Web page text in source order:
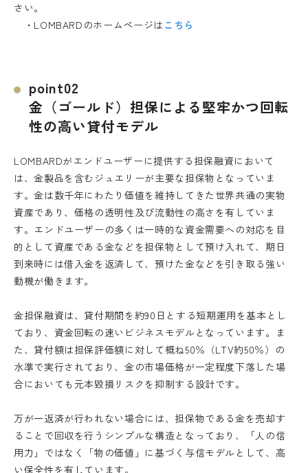
さい。
・LOMBARDのホームページは こちら
point02
金（ゴールド）担保による堅牢かつ回転
性の高い貸付モデル
LOMBARDがエンドユーザーに提供する担保融資において
は、金製品を含むジュエリーが主要な担保物となっていま
す。金は数千年にわたり価値を維持してきた世界共通の実物
資産であり、価格の透明性及び流動性の高さを有していま
す。エンドユーザーの多くは一時的な資金需要への対応を目
的として資産である金などを担保物として預け入れて、期日
到来時には借入金を返済して、預けた金などを引き取る強い
動機が働きます。
金担保融資は、貸付期間を約90日とする短期運用を基本とし
ており、資金回転の速いビジネスモデルとなっています。ま
た、貸付額は担保評価額に対して概ね50％（LTV約50％）の
水準で実行されており、金の市場価格が一定程度下落した場
合においても元本毀損リスクを抑制する設計です。
万が一返済が行われない場合には、担保物である金を売却す
ることで回収を行うシンプルな構造となっており、「人の信
用力」ではなく「物の価値」に基づく与信モデルとして、高
い保全性を有しています。